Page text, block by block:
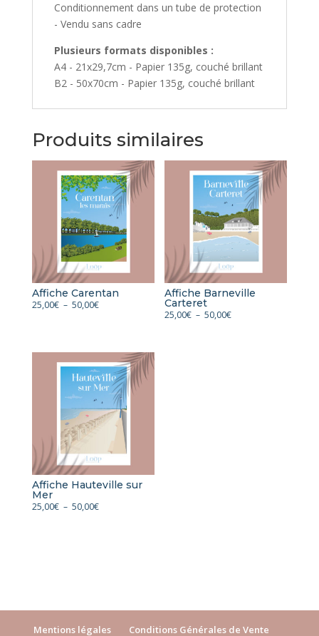
Conditionnement dans un tube de protection
- Vendu sans cadre
Plusieurs formats disponibles :
A4 - 21x29,7cm - Papier 135g, couché brillant
B2 - 50x70cm - Papier 135g, couché brillant
Produits similaires
Affiche Carentan
25,00€ – 50,00€Plage
à
50,00€
Affiche Barneville
Carteret
25,00€ – 50,00€Plage
Affiche Hauteville sur
Mer
25,00€ – 50,00€Plage
Mentions légales Conditions Générales de Vente